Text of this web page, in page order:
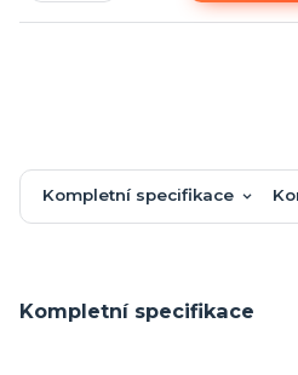
Kompletní specifikace
Kompletní specifikace